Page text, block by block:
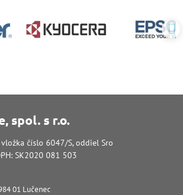
spol. s r.o.
vložka číslo 6047/S, oddiel Sro
SK2020 081 503
01 Lučenec